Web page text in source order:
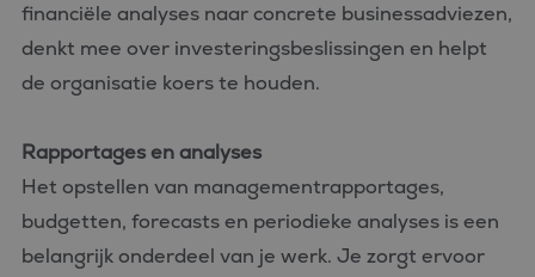
financiële analyses naar concrete businessadviezen,
denkt mee over investeringsbeslissingen en helpt
de organisatie koers te houden.
Rapportages en analyses
Het opstellen van managementrapportages,
budgetten, forecasts en periodieke analyses is een
belangrijk onderdeel van je werk. Je zorgt ervoor